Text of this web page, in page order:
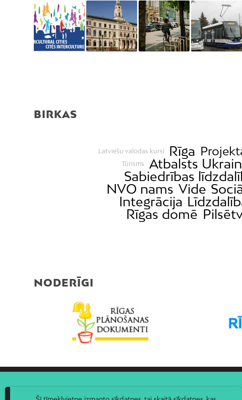
BIRKAS
Latviešu valodas kursi Rīga
Tūrisms Atbalsts
Sabiedrības
NVO nams Vide
Integrācija
Rīgas domē
NODERĪGI